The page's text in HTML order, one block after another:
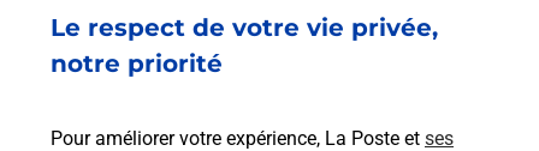
Le respect de votre vie privée,
notre priorité
Pour améliorer votre expérience, La Poste et ses
PLACE ARISTIDE BRIAND
10400 NOGENT SUR SEINE